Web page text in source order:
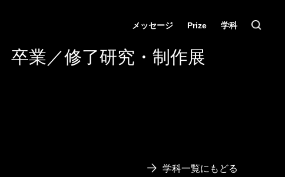
卒業／修了研究・制作展
メッセージ Prize 学科
学科一覧にもどる